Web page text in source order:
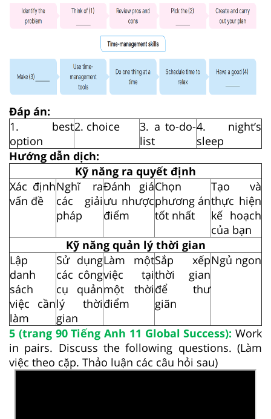
Đáp án:
1. best
option
2. choice
3. a to-do-
list
4. night’s
sleep
Hướng dẫn dịch:
Kỹ năng ra quyết định
Xác định
vấn đề
Nghĩ ra
các giải
pháp
Đánh giá
ưu nhược
điểm
Chọn
phương án
tốt nhất
Tạo và
thực hiện
kế hoạch
của bạn
Kỹ năng quản lý thời gian
Lập
danh
sách
việc cần
làm
Sử dụng
các công
cụ quản
lý thời
gian
Làm một
việc tại
một thời
điểm
Sắp xếp
thời gian
để thư
giãn
Ngủ ngon
5 (trang 90 Tiếng Anh 11 Global Success): Work
in pairs. Discuss the following questions. (Làm
việc theo cặp. Thảo luận các câu hỏi sau)